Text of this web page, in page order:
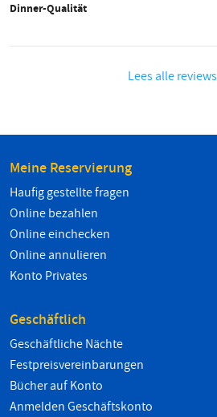
Dinner-Qualität
Lees alle reviews
Meine Reservierung
Haufig gestellte fragen
Online bezahlen
Online einchecken
Online annulieren
Konto Privates
Geschäftlich
Geschäftliche Nächte
Festpreisvereinbarungen
Bücher auf Konto
Anmelden Geschäftskonto